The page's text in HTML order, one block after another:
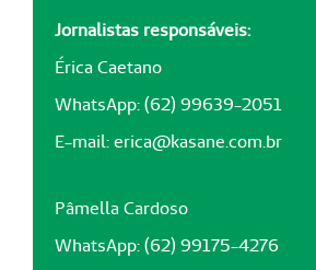
Jornalistas responsáveis:
Érica Caetano
WhatsApp: (62) 99639-2051
E-mail:erica@kasane.com.br
Pâmella Cardoso
WhatsApp: (62) 99175-4276